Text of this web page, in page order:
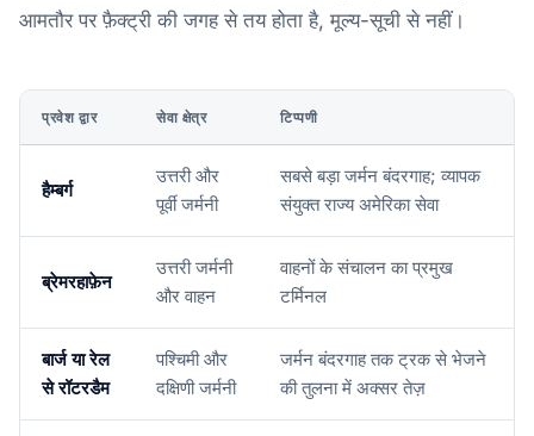
आमतौर पर फ़ैक्ट्री की जगह से तय होता है, मूल्य-सूची से नहीं।
प्रवेश द्वार सेवा क्षेत्र टिप्पणी
हैम्बर्ग
उत्तरी और
पूर्वी जर्मनी
सबसे बड़ा जर्मन बंदरगाह; व्यापक
संयुक्त राज्य अमेरिका सेवा
ब्रेमरहाफ़ेन
उत्तरी जर्मनी
और वाहन
वाहनों के संचालन का प्रमुख
टर्मिनल
बार्ज या रेल
से रॉटरडैम
पश्चिमी और
दक्षिणी जर्मनी
जर्मन बंदरगाह तक ट्रक से भेजने
की तुलना में अक्सर तेज़